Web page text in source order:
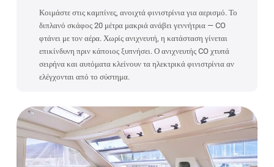
Κοιμάστε στις καμπίνες, ανοιχτά φινιστρίνια για αερισμό. Το
διπλανό σκάφος 20 μέτρα μακριά ανάβει γεννήτρια — CO
φτάνει με τον αέρα. Χωρίς ανιχνευτή, η κατάσταση γίνεται
επικίνδυνη πριν κάποιος ξυπνήσει. Ο ανιχνευτής CO χτυπά
σειρήνα και αυτόματα κλείνουν τα ηλεκτρικά φινιστρίνια αν
ελέγχονται από το σύστημα.